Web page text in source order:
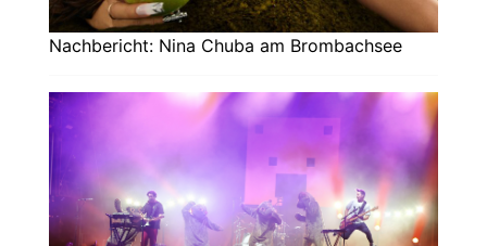
Nachbericht: Nina Chuba am Brombachsee